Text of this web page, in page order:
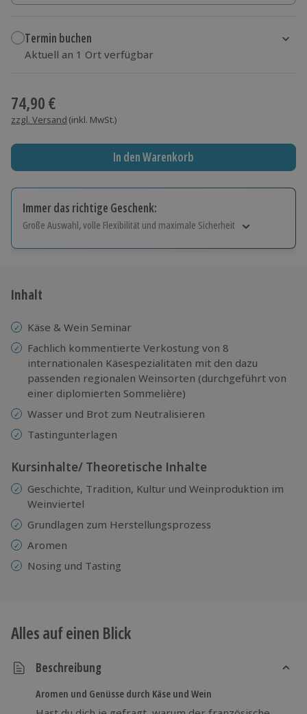
Termin buchen
Aktuell an 1 Ort verfügbar
74,90 €
zzgl. Versand (inkl. MwSt.)
In den Warenkorb
Immer das richtige Geschenk:
Große Auswahl, volle Flexibilität und maximale Sicherheit
Jeder Gutschein für alle Erlebnisse einlösbar.
Inhalt
Käse & Wein Seminar
Fachlich kommentierte Verkostung von 8
internationalen Käsespezialitäten mit den dazu
passenden regionalen Weinsorten (durchgeführt von
einer diplomierten Sommelière)
Wasser und Brot zum Neutralisieren
Tastingunterlagen
Kursinhalte/ Theoretische Inhalte
Geschichte, Tradition, Kultur und Weinproduktion im
Weinviertel
Grundlagen zum Herstellungsprozess
Aromen
Nosing und Tasting
Alles auf einen Blick
Beschreibung
Aromen und Genüsse durch Käse und Wein